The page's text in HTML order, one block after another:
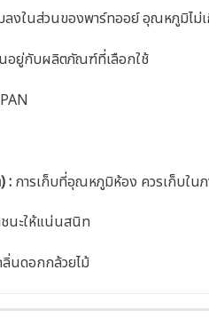
งในส่วนของพาร์ทออย์ อุณหภูมิไม่
อยู่กับผลิตภัณฑ์ที่เลือกใช้
: การเก็บที่อุณหภูมิห้อง ควรเก็บใน
นะให้แน่นสนิท
นดอกกล้วยไม้